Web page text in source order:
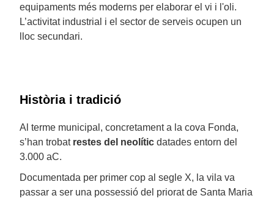
equipaments més moderns per elaborar el vi i l'oli.
L’activitat industrial i el sector de serveis ocupen un
lloc secundari.
Història i tradició
Al terme municipal, concretament a la cova Fonda,
s’han trobat restes del neolític datades entorn del
3.000 aC.
Documentada per primer cop al segle X, la vila va
passar a ser una possessió del priorat de Santa Maria